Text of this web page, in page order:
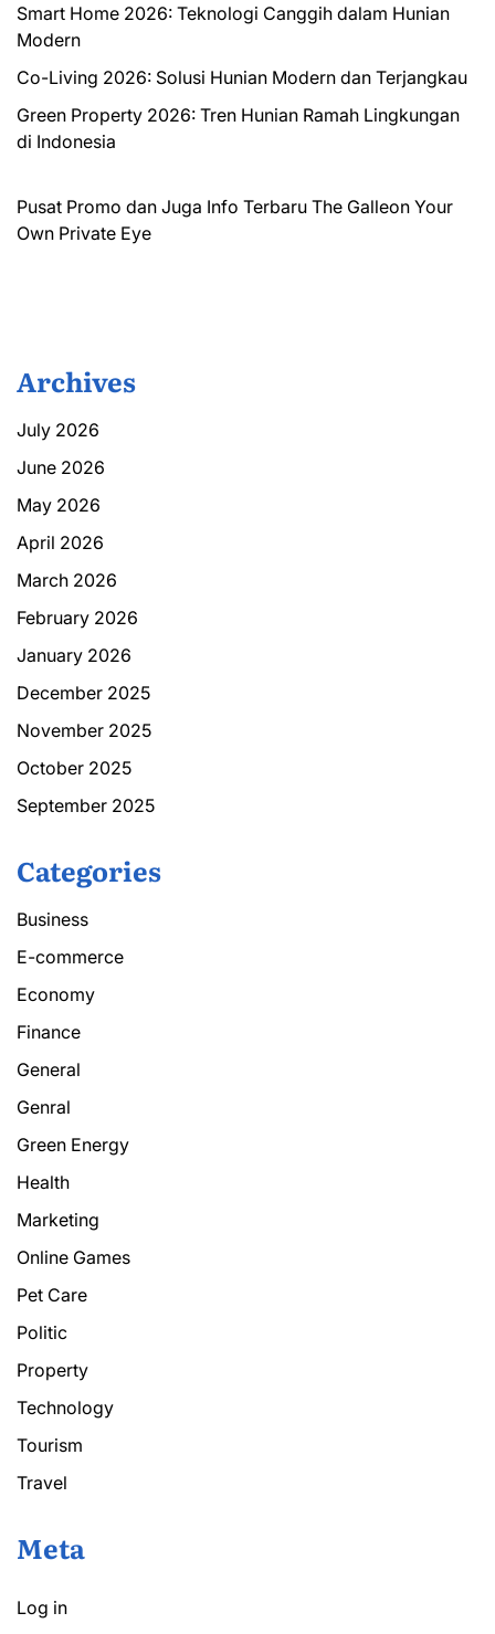
Smart Home 2026: Teknologi Canggih dalam Hunian
Modern
Co-Living 2026: Solusi Hunian Modern dan Terjangkau
Green Property 2026: Tren Hunian Ramah Lingkungan
di Indonesia
Pusat Promo dan Juga Info Terbaru The Galleon Your
Own Private Eye
Archives
July 2026
June 2026
May 2026
April 2026
March 2026
February 2026
January 2026
December 2025
November 2025
October 2025
September 2025
Categories
Business
E-commerce
Economy
Finance
General
Genral
Green Energy
Health
Marketing
Online Games
Pet Care
Politic
Property
Technology
Tourism
Travel
Meta
Log in